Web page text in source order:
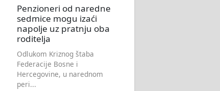
Penzioneri od naredne
sedmice mogu izaći
napolje uz pratnju oba
roditelja
Odlukom Kriznog štaba
Federacije Bosne i
Hercegovine, u narednom
peri...